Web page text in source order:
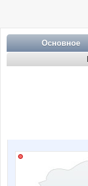
Основное